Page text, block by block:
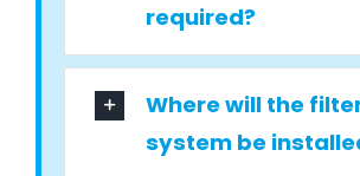
required?
Where will the
system be